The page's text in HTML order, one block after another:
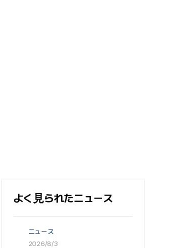
よく見られたニュース
ニュース
2026/8/3